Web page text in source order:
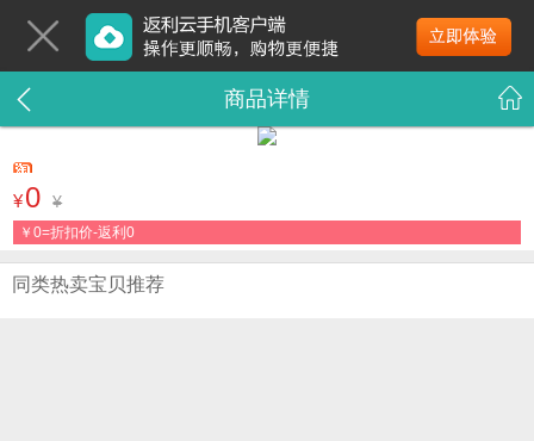
商品详情
¥0 ¥
￥0=折扣价-返利0
同类热卖宝贝推荐